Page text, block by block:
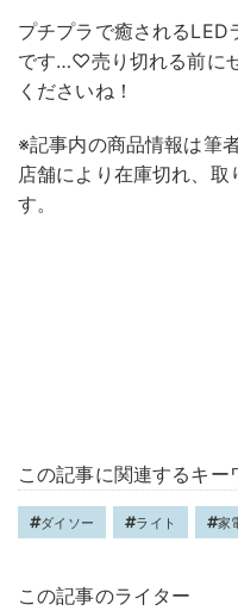
プチプラで癒されるLED
です…♡売り切れる前に
くださいね！
※記事内の商品情報は筆
店舗により在庫切れ、取
す。
この記事に関連するキー
ダイソー ライト 家
この記事のライター